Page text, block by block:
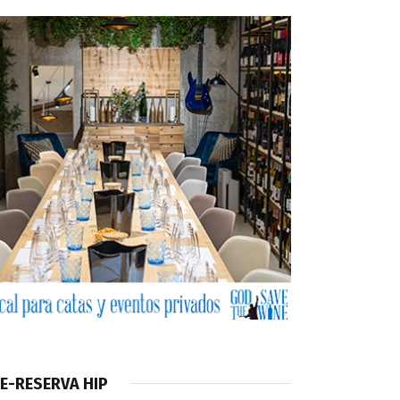
RESERVA HIP